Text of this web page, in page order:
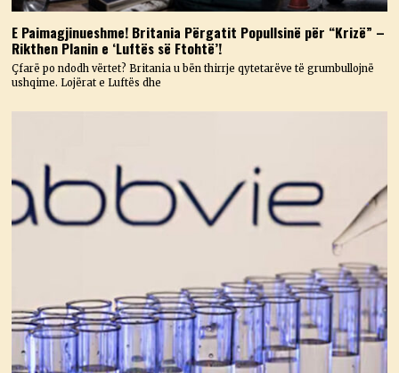
E Paimagjinueshme! Britania Përgatit Popullsinë për “Krizë” –
Rikthen Planin e ‘Luftës së Ftohtë’!
Çfarë po ndodh vërtet? Britania u bën thirrje qytetarëve të grumbullojnë
ushqime. Lojërat e Luftës dhe